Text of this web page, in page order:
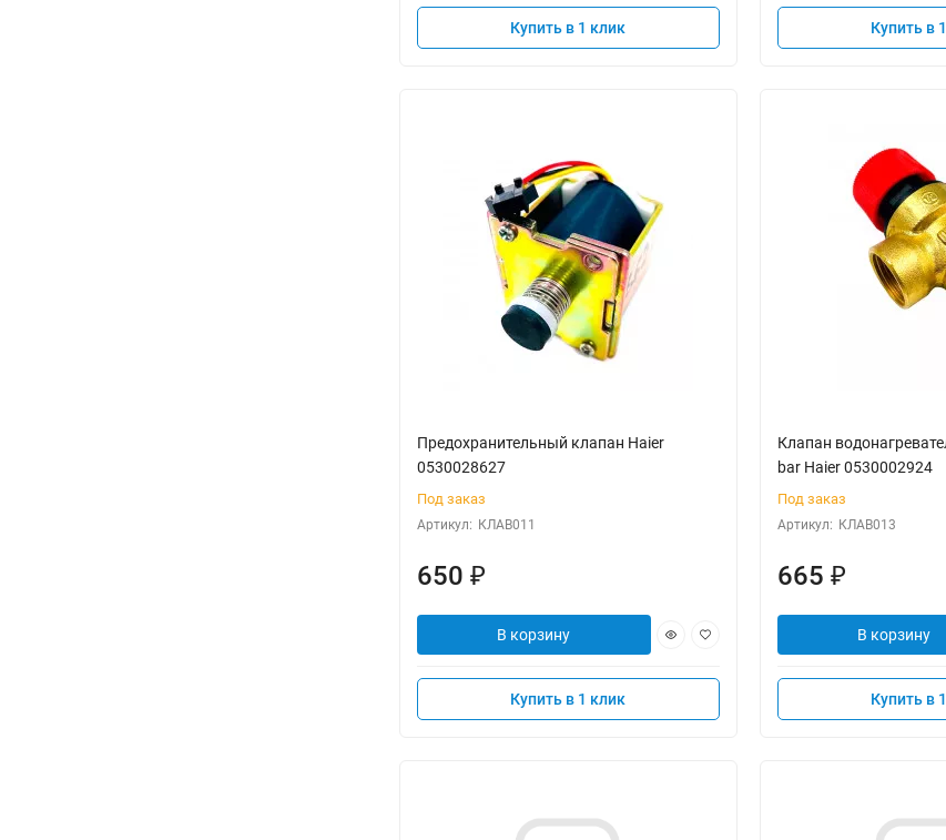
Купить в 1 клик Купить в
Предохранительный клапан Haier
0530028627
Под заказ
Артикул: КЛАВ011
650 ₽
В корзину
Купить в 1 клик
Клапан
bar Haier 0530002924
Под заказ
Артикул: КЛАВ013
665 ₽
В корзину
Купить в